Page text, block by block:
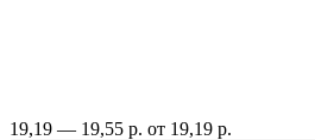
19,19 — 19,55 р. от 19,19 р.